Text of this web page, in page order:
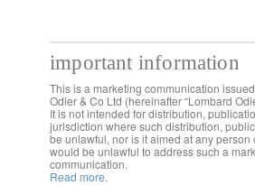
important information
This is a marketing communication
Odier & Co Ltd (hereinafter “Lombard
It is not intended for distribution,
jurisdiction where such distribution,
be unlawful, nor is it aimed at any person
would be unlawful to address such a
communication.
Read more.